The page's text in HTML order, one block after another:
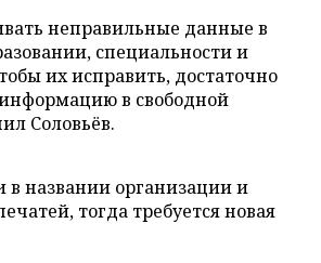
неправильные данные в
специальности и
их исправить, достаточно
в свободной
Соловьёв.
названии организации и
тогда требуется новая